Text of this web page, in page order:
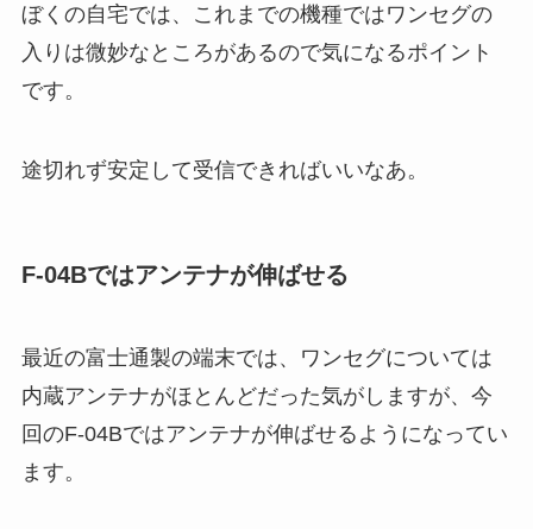
ぼくの自宅では、これまでの機種ではワンセグの
入りは微妙なところがあるので気になるポイント
です。
途切れず安定して受信できればいいなあ。
F-04Bではアンテナが伸ばせる
最近の富士通製の端末では、ワンセグについては
内蔵アンテナがほとんどだった気がしますが、今
回のF-04Bではアンテナが伸ばせるようになってい
ます。